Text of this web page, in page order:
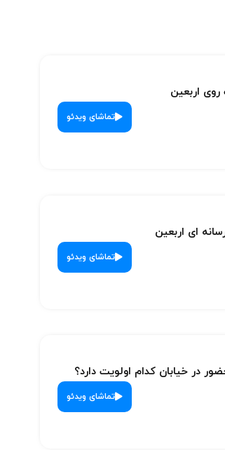
روی اربعین
تماشای ویدئو
ای اربعین
تماشای ویدئو
در خیابان کدام اولویت دارد؟
تماشای ویدئو